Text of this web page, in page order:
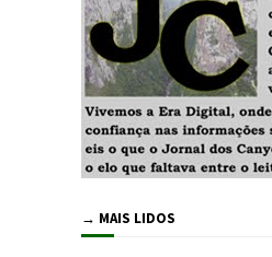
→ MAIS LIDOS